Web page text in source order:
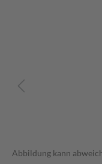
Abbildung kann